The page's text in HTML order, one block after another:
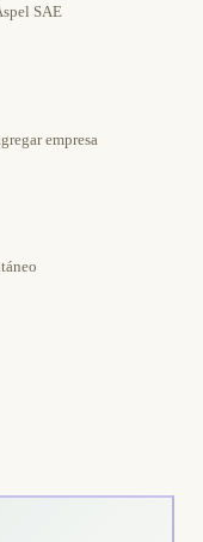
SAE
empresa